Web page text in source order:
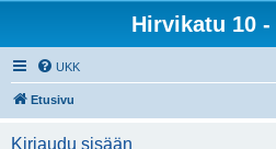
Hirvikatu 10
UKK
Etusivu
Kirjaudu sisään